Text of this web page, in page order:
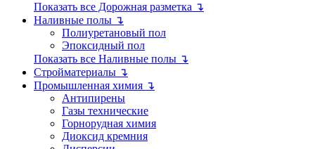
Показать все Дорожная разметка ↴
Наливные полы ↴
Полиуретановый пол
Эпоксидный пол
Показать все Наливные полы ↴
Стройматериалы ↴
Промышленная химия ↴
Антипирены
Газы технические
Горнорудная химия
Диоксид кремния